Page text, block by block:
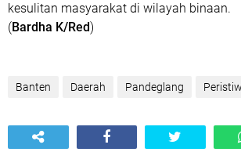
kesulitan masyarakat di wilayah binaan.
(Bardha K/Red)
Banten Daerah Pandeglang